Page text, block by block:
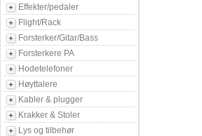
Effekter/pedaler
Flight/Rack
Forsterker/Gitar/Bass
Forsterkere PA
Hodetelefoner
Høyttalere
Kabler & plugger
Krakker & Stoler
Lys og tilbehør